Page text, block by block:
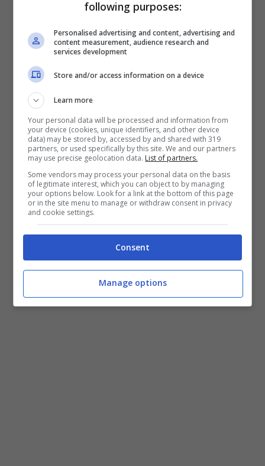
Molto più probabile, invece, che il discorso
venga rimandato nel mercato estivo. Una
nuovamente dalla
campionato che conosce fin troppo bene
visto che è giunto in Italia dal Chelsea.
Un’altra squadra di Londra potrebbe
corteggiarlo. Si tratta dell’Arsenal, alla
ricerca di un attaccante da portare nella rosa
allenata dal tecnico MikelArteta
infatti, potrebbero arrivare ad offrire anche
25-28 milioni di euro.
following purposes:
Personalised advertising and content, advertising and
content measurement, audience research and
services development
Store and/or access information on a device
Learn more
Your personal data will be processed and information from
your device (cookies, unique identifiers, and other device
data) may be stored by, accessed by and shared with 319
partners, or used specifically by this site. We and our partners
may use precise geolocation data. List of partners.
Some vendors may process your personal data on the basis
of legitimate interest, which you can object to by managing
your options below. Look for a link at the bottom of this page
or in the site menu to manage or withdraw consent in privacy
and cookie settings.
Consent
Manage options